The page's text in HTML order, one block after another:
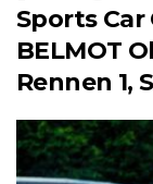
Sports Car
BELMOT
Rennen 1,